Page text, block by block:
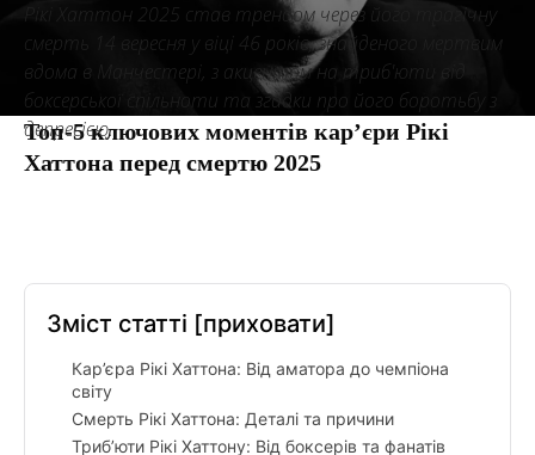
Топ-5 ключових моментів кар’єри Рікі
Хаттона перед смертю 2025
Рікі Хаттон 2025 став трендом через його трагічну
смерть 14 вересня у віці 46 років, знайденого мертвим
вдома в Манчестері, з акцентом на триб'юти від
боксерської спільноти та згадки про його боротьбу з
депресією.
Зміст статті [приховати]
Кар’єра Рікі Хаттона: Від аматора до чемпіона
світу
Смерть Рікі Хаттона: Деталі та причини
Триб’юти Рікі Хаттону: Від боксерів та фанатів